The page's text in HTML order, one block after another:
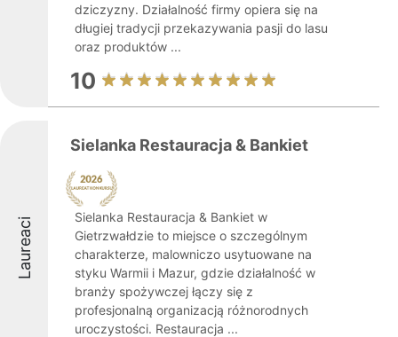
dziczyzny. Działalność firmy opiera się na
długiej tradycji przekazywania pasji do lasu
oraz produktów ...
10
Laureaci
Sielanka Restauracja & Bankiet
Sielanka Restauracja & Bankiet w
Gietrzwałdzie to miejsce o szczególnym
charakterze, malowniczo usytuowane na
styku Warmii i Mazur, gdzie działalność w
branży spożywczej łączy się z
profesjonalną organizacją różnorodnych
uroczystości. Restauracja ...